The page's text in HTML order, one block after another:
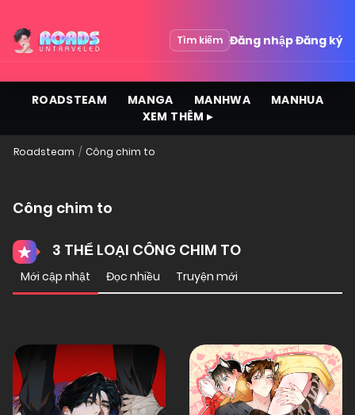
Tìm kiếm Đăng nhậpĐăng ký
ROADSTEAM MANGA MANHWA
MANHUA
XEM THÊM ▸
Roadsteam Công chim to
Công chim to
3 THỂ LOẠI CÔNG CHIM TO
Mới cập nhật Đọc nhiều Truyện mới